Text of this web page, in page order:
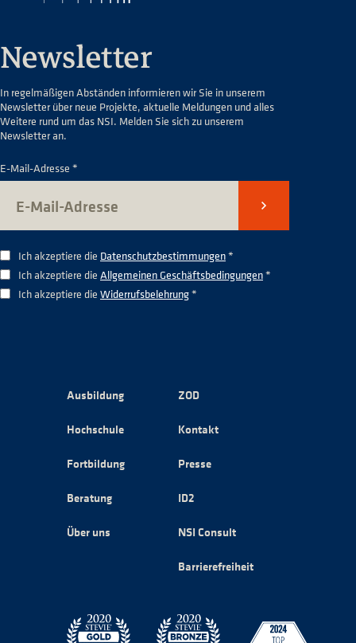
Newsletter
In regelmäßigen Abständen informieren wir Sie in unserem
Newsletter über neue Projekte, aktuelle Meldungen und alles
Weitere rund um das NSI. Melden Sie sich zu unserem
Newsletter an.
E-Mail-Adresse *
Senden
Ich akzeptiere die Datenschutzbestimmungen*
Ich akzeptiere die Allgemeinen Geschäftsbedingungen*
Ich akzeptiere die Widerrufsbelehrung*
Ausbildung
Hochschule
Fortbildung
Beratung
Über uns
ZOD
Kontakt
Presse
ID2
NSI Consult
Barrierefreiheit